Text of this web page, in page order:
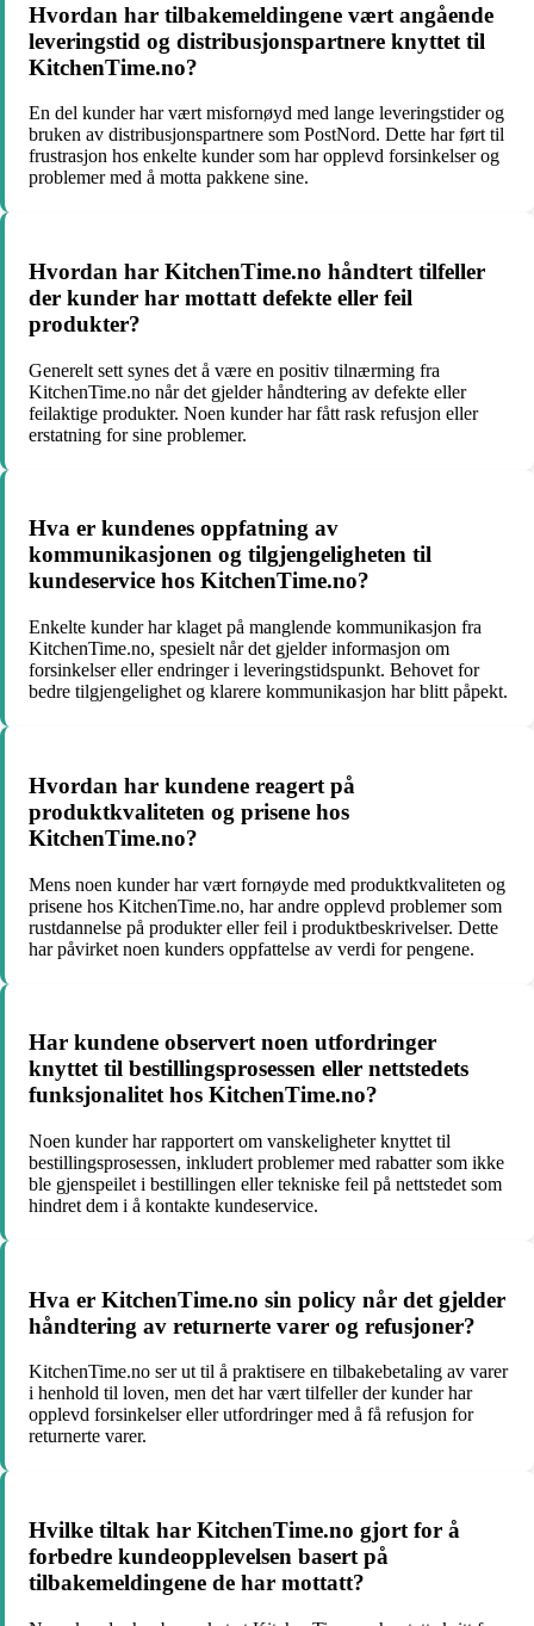
Hvordan har tilbakemeldingene vært angående
leveringstid og distribusjonspartnere knyttet til
KitchenTime.no?
En del kunder har vært misfornøyd med lange leveringstider og
bruken av distribusjonspartnere som PostNord. Dette har ført til
frustrasjon hos enkelte kunder som har opplevd forsinkelser og
problemer med å motta pakkene sine.
Hvordan har KitchenTime.no håndtert tilfeller
der kunder har mottatt defekte eller feil
produkter?
Generelt sett synes det å være en positiv tilnærming fra
KitchenTime.no når det gjelder håndtering av defekte eller
feilaktige produkter. Noen kunder har fått rask refusjon eller
erstatning for sine problemer.
Hva er kundenes oppfatning av
kommunikasjonen og tilgjengeligheten til
kundeservice hos KitchenTime.no?
Enkelte kunder har klaget på manglende kommunikasjon fra
KitchenTime.no, spesielt når det gjelder informasjon om
forsinkelser eller endringer i leveringstidspunkt. Behovet for
bedre tilgjengelighet og klarere kommunikasjon har blitt påpekt.
Hvordan har kundene reagert på
produktkvaliteten og prisene hos
KitchenTime.no?
Mens noen kunder har vært fornøyde med produktkvaliteten og
prisene hos KitchenTime.no, har andre opplevd problemer som
rustdannelse på produkter eller feil i produktbeskrivelser. Dette
har påvirket noen kunders oppfattelse av verdi for pengene.
Har kundene observert noen utfordringer
knyttet til bestillingsprosessen eller nettstedets
funksjonalitet hos KitchenTime.no?
Noen kunder har rapportert om vanskeligheter knyttet til
bestillingsprosessen, inkludert problemer med rabatter som ikke
ble gjenspeilet i bestillingen eller tekniske feil på nettstedet som
hindret dem i å kontakte kundeservice.
Hva er KitchenTime.no sin policy når det gjelder
håndtering av returnerte varer og refusjoner?
KitchenTime.no ser ut til å praktisere en tilbakebetaling av varer
i henhold til loven, men det har vært tilfeller der kunder har
opplevd forsinkelser eller utfordringer med å få refusjon for
returnerte varer.
Hvilke tiltak har KitchenTime.no gjort for å
forbedre kundeopplevelsen basert på
tilbakemeldingene de har mottatt?